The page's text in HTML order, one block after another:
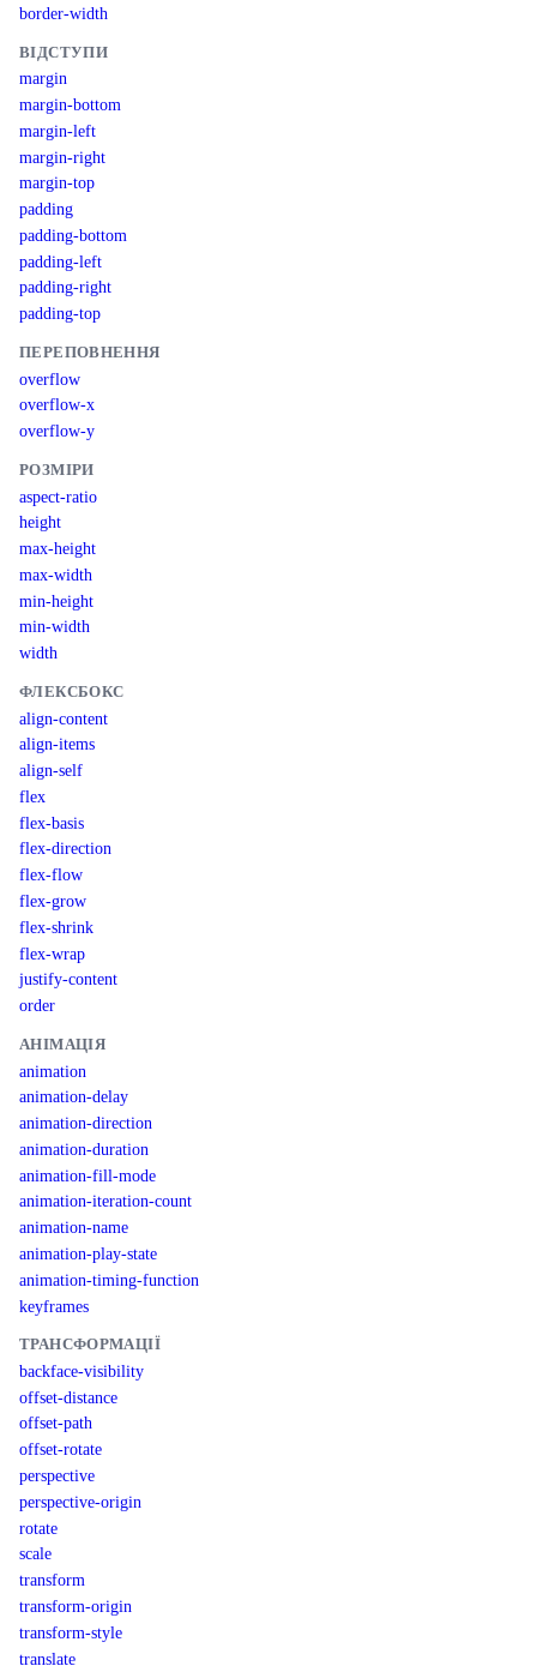
border-width
ВІДСТУПИ
margin
margin-bottom
margin-left
margin-right
margin-top
padding
padding-bottom
padding-left
padding-right
padding-top
ПЕРЕПОВНЕННЯ
overflow
overflow-x
overflow-y
РОЗМІРИ
aspect-ratio
height
max-height
max-width
min-height
min-width
width
ФЛЕКСБОКС
align-content
align-items
align-self
flex
flex-basis
flex-direction
flex-flow
flex-grow
flex-shrink
flex-wrap
justify-content
order
АНІМАЦІЯ
animation
animation-delay
animation-direction
animation-duration
animation-fill-mode
animation-iteration-count
animation-name
animation-play-state
animation-timing-function
keyframes
ТРАНСФОРМАЦІЇ
backface-visibility
offset-distance
offset-path
offset-rotate
perspective
perspective-origin
rotate
scale
transform
transform-origin
transform-style
translate